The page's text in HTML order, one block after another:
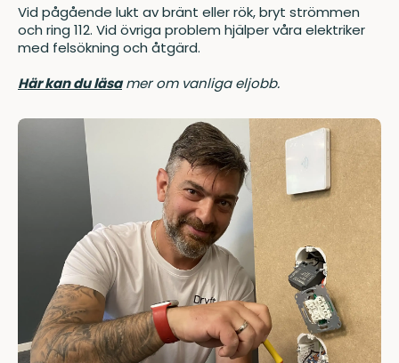
Vid pågående lukt av bränt eller rök, bryt strömmen
och ring 112. Vid övriga problem hjälper våra elektriker
med felsökning och åtgärd.
Här kan du läsamer om vanliga eljobb.